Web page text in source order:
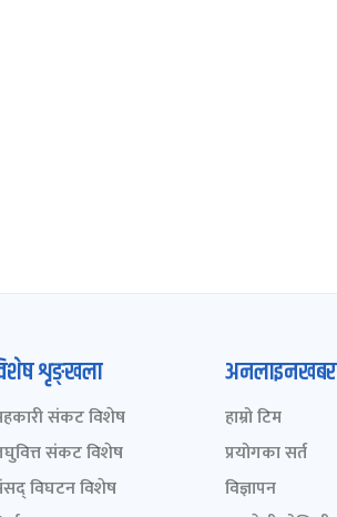
शृङ्खला
संकट विशेष
संकट विशेष
विघटन विशेष
अनलाइनखबर
हाम्रो टिम
प्रयोगका सर्त
विज्ञापन